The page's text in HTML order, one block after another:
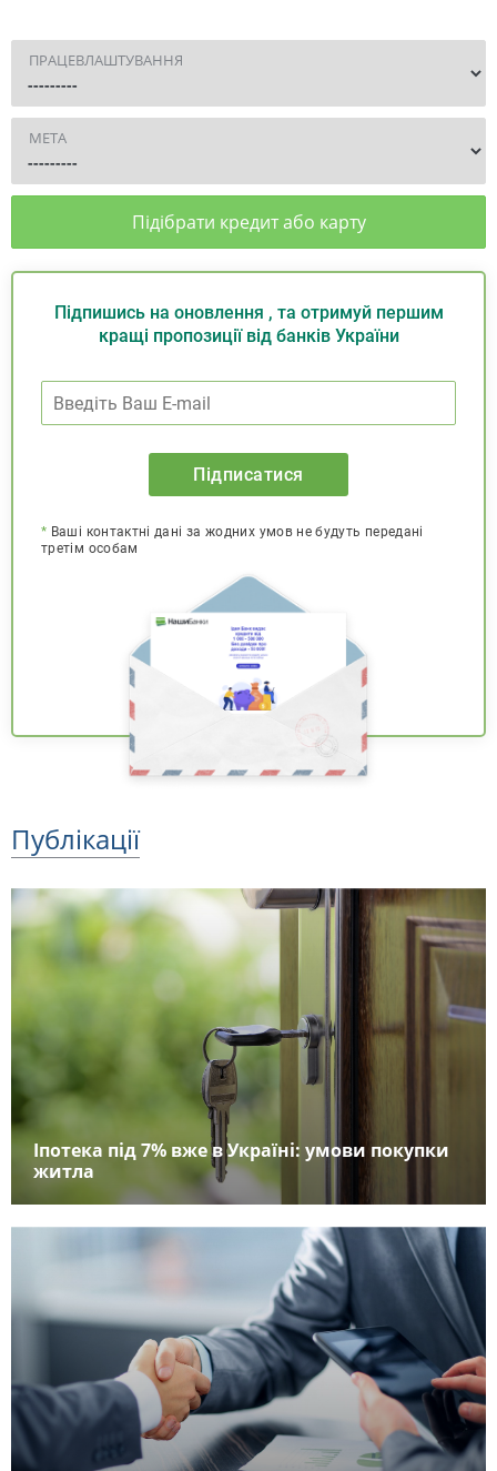
ПРАЦЕВЛАШТУВАННЯ
МЕТА
Підібрати кредит або карту
Підпишись на оновлення , та отримуй першим
кращі пропозиції від банків України
Підписатися
* Ваші контактні дані за жодних умов не будуть передані
третім особам
Публікації
Іпотека під 7% вже в Україні: умови покупки
житла